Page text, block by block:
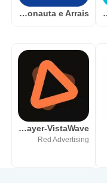
Simulados Motonauta e Arrais
Lplayer-VistaWave
Red Advertising